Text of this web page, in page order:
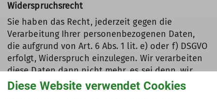
Widerspruchsrecht
Sie haben das Recht, jederzeit gegen die
Verarbeitung Ihrer personenbezogenen Daten,
die aufgrund von Art. 6 Abs. 1 lit. e) oder f) DSGVO
erfolgt, Widerspruch einzulegen. Wir verarbeiten
diese Daten dann nicht mehr, es sei denn, wir
können schutzwürdige Gründe für die
Diese Website verwendet Cookies